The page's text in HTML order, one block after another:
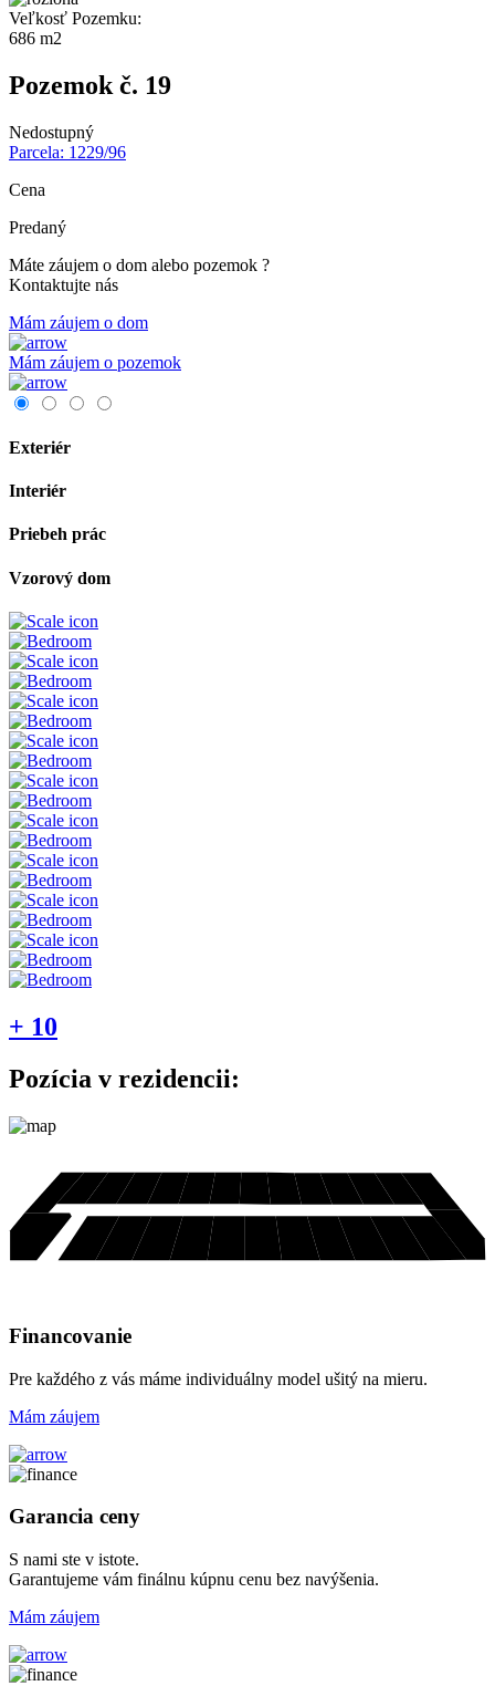
Veľkosť Pozemku:
686 m2
Pozemok č. 19
Nedostupný
Parcela: 1229/96
Cena
Predaný
Máte záujem o dom alebo pozemok ?
Kontaktujte nás
Mám záujem o dom
Mám záujem o pozemok
Exteriér
Interiér
Priebeh prác
Vzorový dom
+ 10
Pozícia v rezidencii:
Financovanie
Pre každého z vás máme individuálny model ušitý na mieru.
Mám záujem
Garancia ceny
S nami ste v istote.
Garantujeme vám finálnu kúpnu cenu bez navýšenia.
Mám záujem